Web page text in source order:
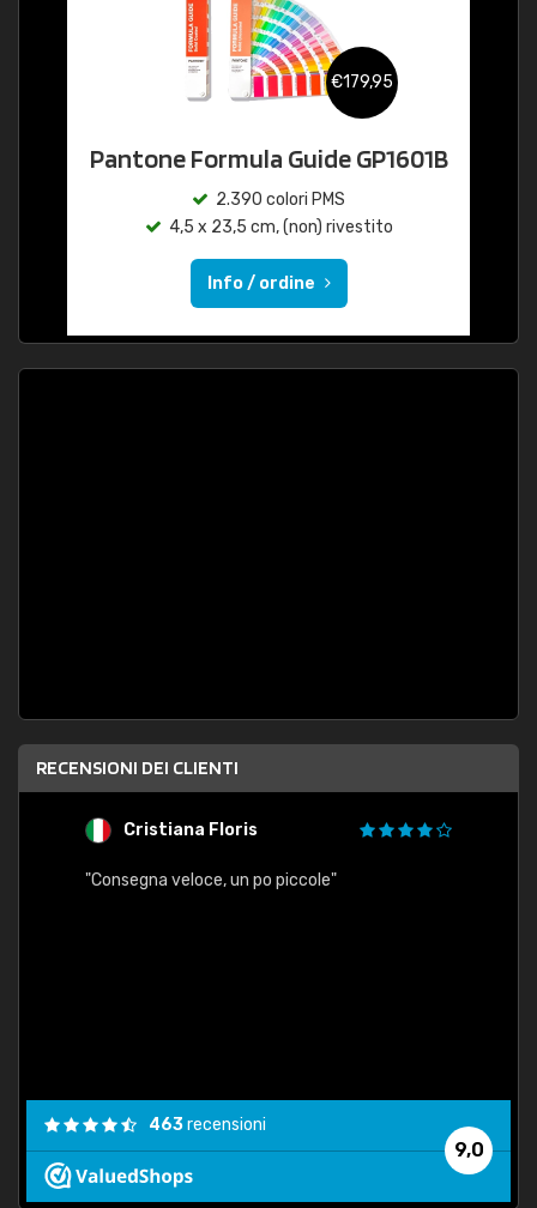
€179,95
Pantone Formula Guide GP1601B
2.390 colori PMS
4,5 x 23,5 cm, (non) rivestito
Info / ordine
RECENSIONI DEI CLIENTI
Cristiana Floris
"Consegna veloce, un po piccole"
9,0
463recensioni